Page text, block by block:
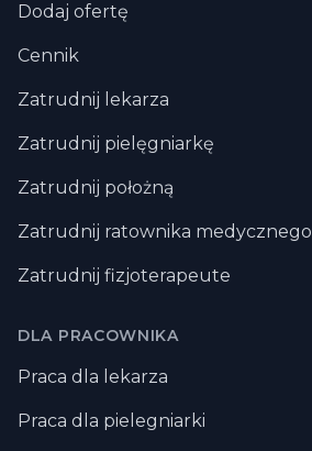
Dodaj ofertę
Cennik
Zatrudnij lekarza
Zatrudnij pielęgniarkę
Zatrudnij położną
Zatrudnij ratownika medycznego
Zatrudnij fizjoterapeute
DLA PRACOWNIKA
Praca dla lekarza
Praca dla pielegniarki